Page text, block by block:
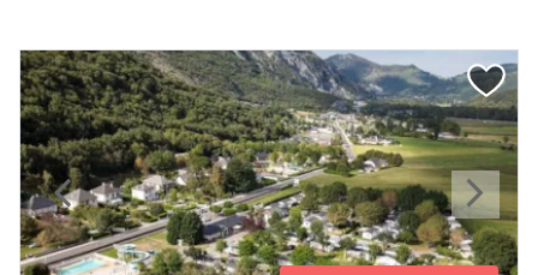
Previous Next